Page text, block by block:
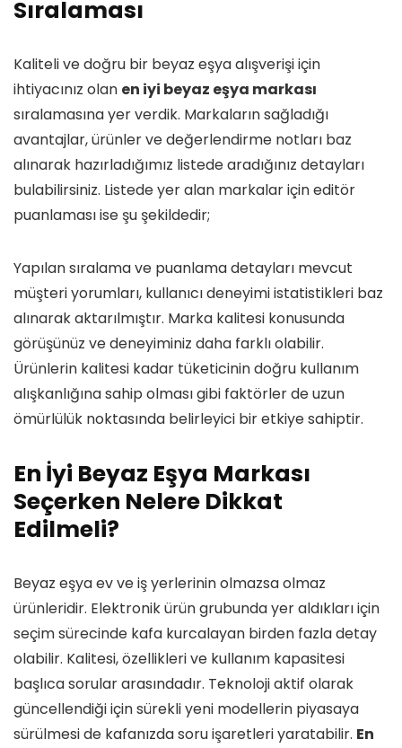
Sıralaması
Kaliteli ve doğru bir beyaz eşya alışverişi için
ihtiyacınız olan en iyi beyaz eşya markası
sıralamasına yer verdik. Markaların sağladığı
avantajlar, ürünler ve değerlendirme notları baz
alınarak hazırladığımız listede aradığınız detayları
bulabilirsiniz. Listede yer alan markalar için editör
puanlaması ise şu şekildedir;
Yapılan sıralama ve puanlama detayları mevcut
müşteri yorumları, kullanıcı deneyimi istatistikleri baz
alınarak aktarılmıştır. Marka kalitesi konusunda
görüşünüz ve deneyiminiz daha farklı olabilir.
Ürünlerin kalitesi kadar tüketicinin doğru kullanım
alışkanlığına sahip olması gibi faktörler de uzun
ömürlülük noktasında belirleyici bir etkiye sahiptir.
En İyi Beyaz Eşya Markası
Seçerken Nelere Dikkat
Edilmeli?
Beyaz eşya ev ve iş yerlerinin olmazsa olmaz
ürünleridir. Elektronik ürün grubunda yer aldıkları için
seçim sürecinde kafa kurcalayan birden fazla detay
olabilir. Kalitesi, özellikleri ve kullanım kapasitesi
başlıca sorular arasındadır. Teknoloji aktif olarak
güncellendiği için sürekli yeni modellerin piyasaya
sürülmesi de kafanızda soru işaretleri yaratabilir. En